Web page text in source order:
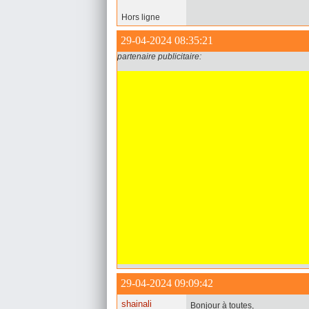
Hors ligne
29-04-2024 08:35:21
partenaire publicitaire:
29-04-2024 09:09:42
shainali Bonjour à toutes,